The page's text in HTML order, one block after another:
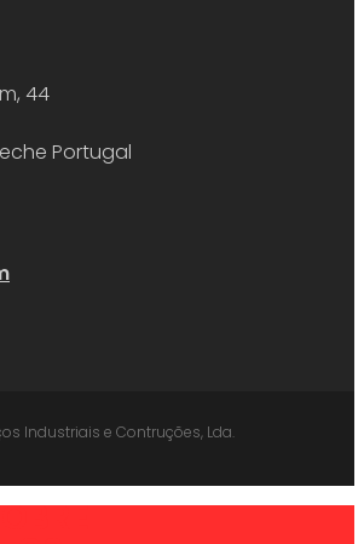
44
Portugal
Industriais e Contruções, Lda.